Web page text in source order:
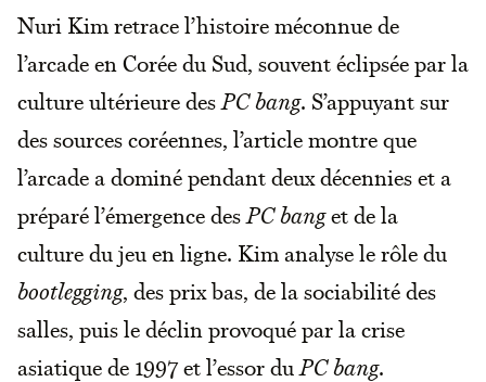
Nuri Kim retrace l’histoire méconnue de
l’arcade en Corée du Sud, souvent éclipsée par la
culture ultérieure des PC bang. S’appuyant sur
des sources coréennes, l’article montre que
l’arcade a dominé pendant deux décennies et a
préparé l’émergence des PC banget de la
culture du jeu en ligne. Kim analyse le rôle du
bootlegging, des prix bas, de la sociabilité des
salles, puis le déclin provoqué par la crise
asiatique de 1997 et l’essor du PC bang.